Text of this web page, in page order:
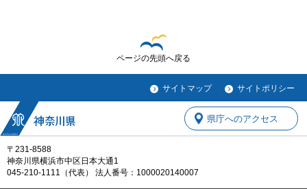
ページの先頭へ戻る
サイトマップ サイトポリシー
〒231-8588
神奈川県横浜市中区日本大通1
045-210-1111（代表） 法人番号：1000020140007
県庁へのアクセス